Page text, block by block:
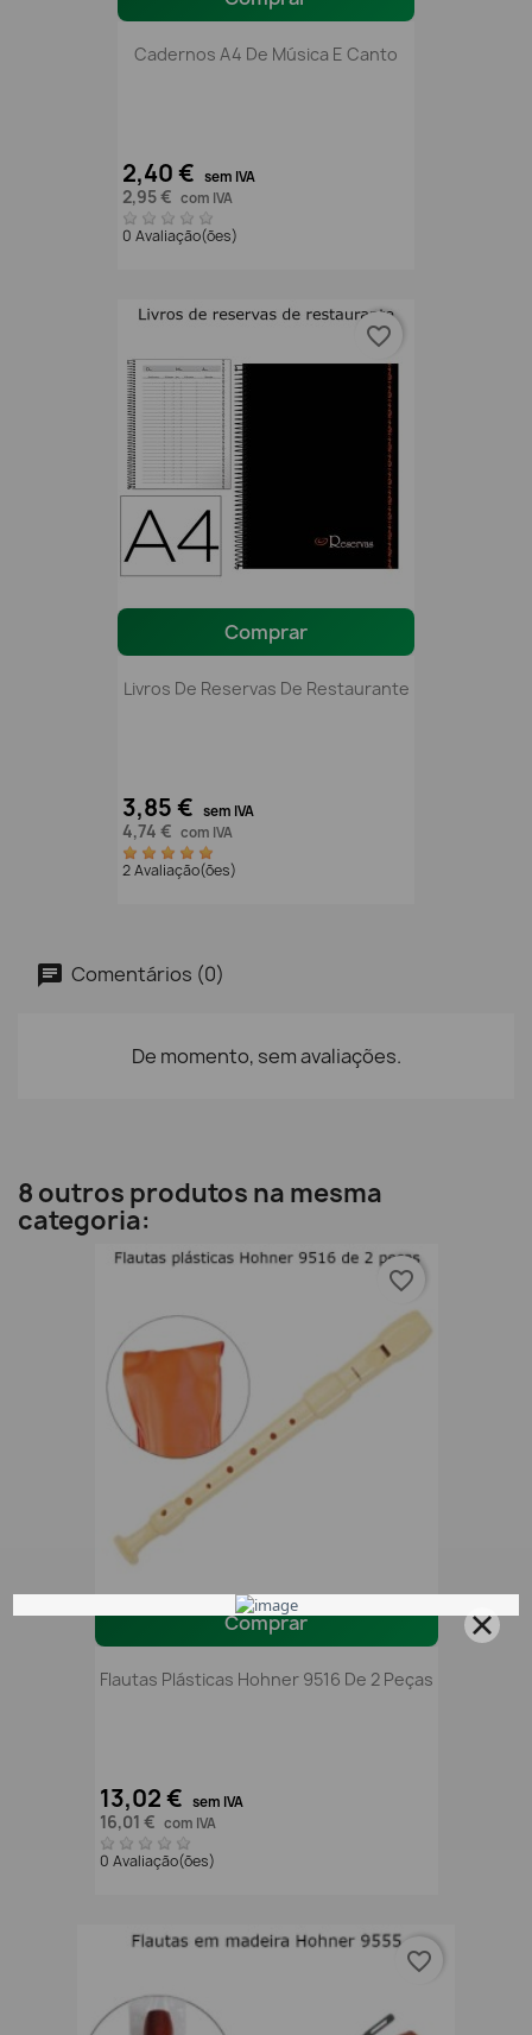
Cadernos A4 De Música E Canto
2,40 € sem IVA
2,95 € com IVA
0 Avaliação(ões)
Comprar
Livros De Reservas De Restaurante
3,85 € sem IVA
4,74 € com IVA
2 Avaliação(ões)
favorite_border
Comentários (0)
De momento, sem avaliações.
8 outros produtos na mesma
categoria:
Comprar
Flautas Plásticas Hohner 9516 De 2 Peças
13,02 € sem IVA
16,01 € com IVA
0 Avaliação(ões)
favorite_border
favorite_border